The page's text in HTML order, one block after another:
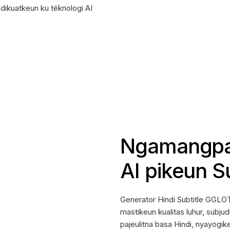
ku téknologi AI
AI pikeun
Generator Hindi Subtitle
mastikeun kualitas luhur,
pajeulitna basa Hindi,